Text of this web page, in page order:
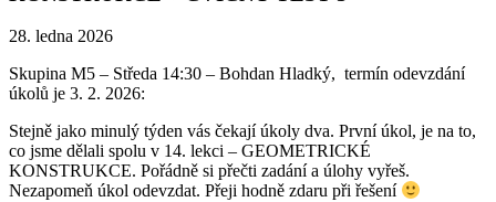
28. ledna 2026
Skupina M5 – Středa 14:30 – Bohdan Hladký, termín odevzdání
úkolů je 3. 2. 2026:
Stejně jako minulý týden vás čekají úkoly dva. První úkol, je na to,
co jsme dělali spolu v 14. lekci – GEOMETRICKÉ
KONSTRUKCE. Pořádně si přečti zadání a úlohy vyřeš.
Nezapomeň úkol odevzdat. Přeji hodně zdaru při řešení